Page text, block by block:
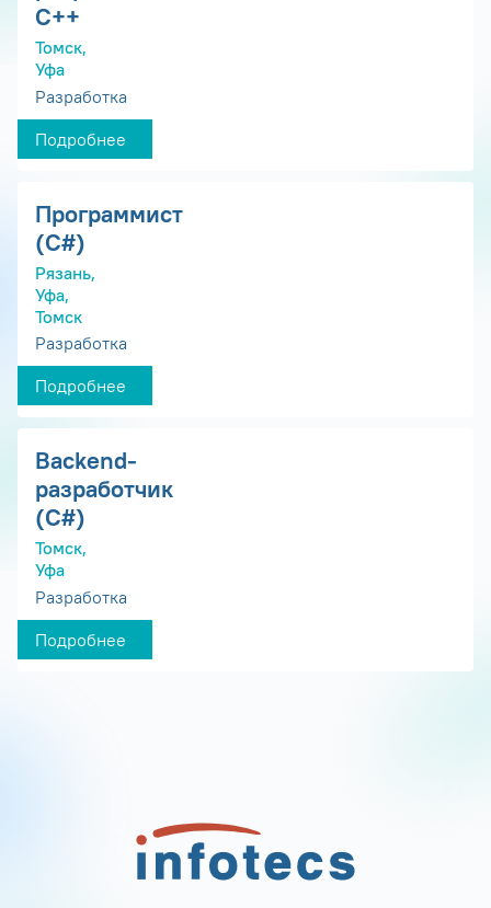
С++
Томск,
Уфа
Разработка
Подробнее
Программист
(С#)
Рязань,
Уфа,
Томск
Разработка
Подробнее
Backend-
разработчик
(C#)
Томск,
Уфа
Разработка
Подробнее